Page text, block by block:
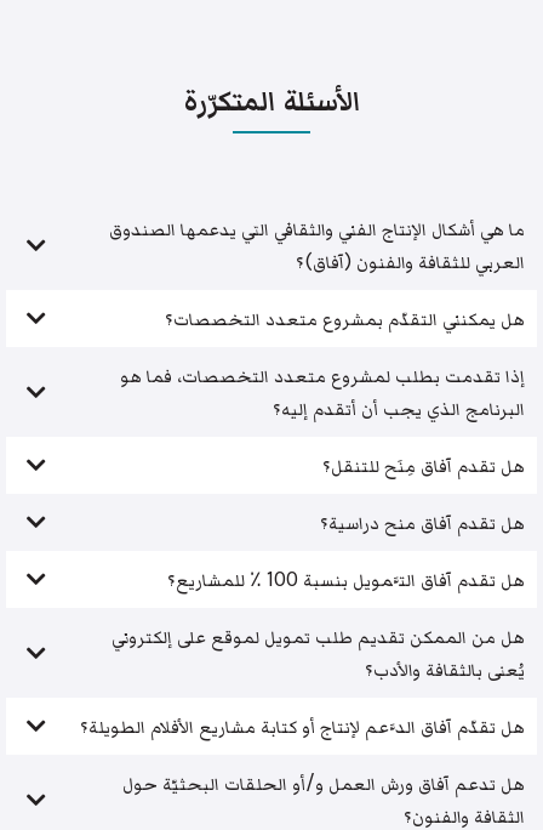
الأسئلة المتكرّرة
ما هي أشكال الإنتاج الفني والثقافي التي يدعمها الصندوق
العربي للثقافة والفنون (آفاق)؟
هل يمكنني التقدّم بمشروع متعدد التخصصات؟
إذا تقدمت بطلب لمشروع متعدد التخصصات، فما هو
البرنامج الذي يجب أن أتقدم إليه؟
هل تقدم آفاق مِنَح للتنقل؟
هل تقدم آفاق منح دراسية؟
هل تقدم آفاق التَّمويل بنسبة 100 ٪ للمشاريع؟
هل من الممكن تقديم طلب تمويل لموقع على إلكتروني
يُعنى بالثقافة والأدب؟
هل تقدّم آفاق الدَّعم لإنتاج أو كتابة مشاريع الأفلام الطويلة؟
هل تدعم آفاق ورش العمل و/أو الحلقات البحثيّة حول
الثقافة والفنون؟